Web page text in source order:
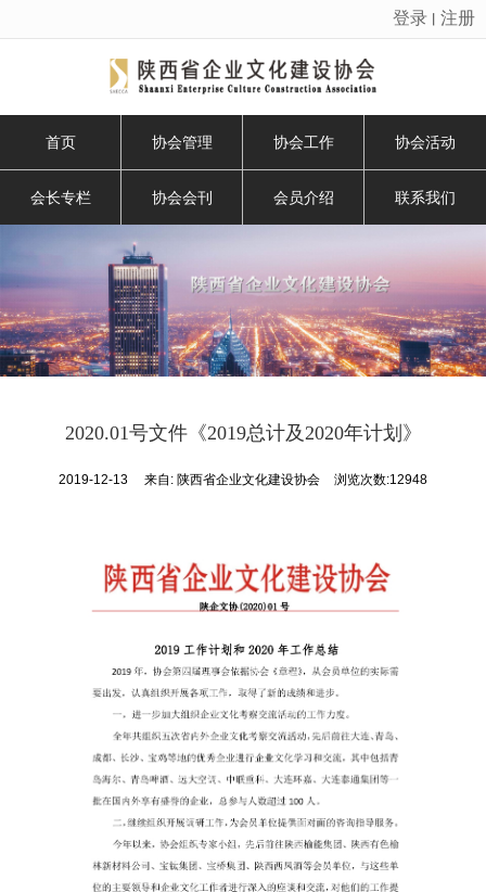
很遗憾，因您的浏览器版本过低导致无法获得最佳浏览体验，推荐下载安装谷歌浏览器！
登录 注册
首页 协会管理 协会工作 协会活动
会长专栏 协会会刊 会员介绍 联系我们
2020.01号文件《2019总计及2020年计划》
2019-12-13 来自: 陕西省企业文化建设协会 浏览次数:12948